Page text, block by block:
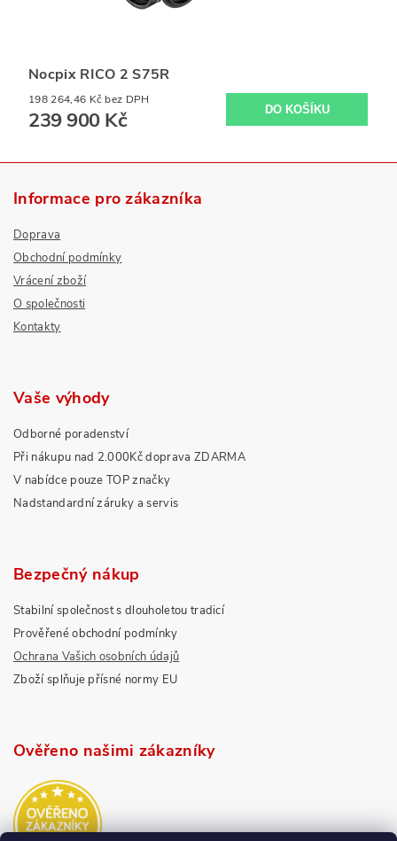
Nocpix RICO 2 S75R
198 264,46 Kč bez DPH
239 900 Kč
Informace pro zákazníka
Doprava
Obchodní podmínky
Vrácení zboží
O společnosti
Kontakty
Vaše výhody
Odborné poradenství
Při nákupu nad 2.000Kč doprava ZDARMA
V nabídce pouze TOP značky
Nadstandardní záruky a servis
Bezpečný nákup
Stabilní společnost s dlouholetou tradicí
Prověřené obchodní podmínky
Ochrana Vašich osobních údajů
Zboží splňuje přísné normy EU
Ověřeno našimi zákazníky